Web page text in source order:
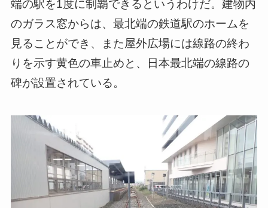
端の駅を1度に制覇できるというわけだ。建物内
のガラス窓からは、最北端の鉄道駅のホームを
見ることができ、また屋外広場には線路の終わ
りを示す黄色の車止めと、日本最北端の線路の
碑が設置されている。